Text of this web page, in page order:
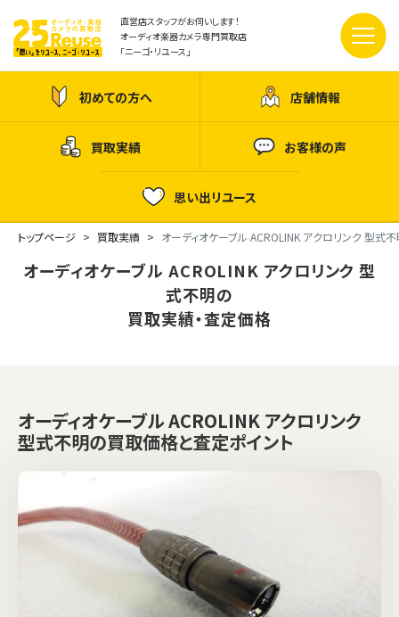
直営店スタッフがお伺いします！
オーディオ楽器カメラ専門買取店
「ニーゴ・リユース」
初めての方へ 店舗情報
買取実績 お客様の声
思い出リユース
トップページ 買取実績 オーディオケーブル ACROLINK アクロリンク 型式
オーディオケーブル ACROLINK アクロリンク 型
式不明の
買取実績・査定価格
オーディオケーブル ACROLINK アクロリンク
型式不明の買取価格と査定ポイント